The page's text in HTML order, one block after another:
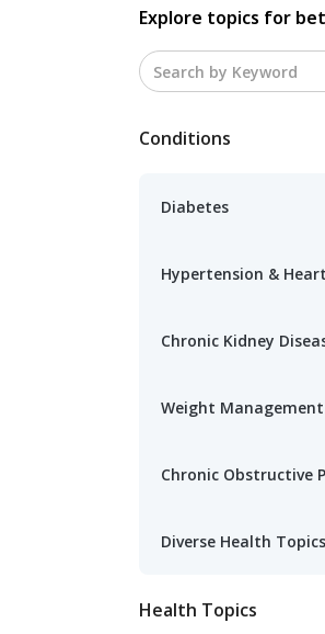
Explore topics for
Conditions
Diabetes
Hypertension &
Chronic Kidney
Weight Management
Chronic Obstructive
Diverse Health Topics
Health Topics